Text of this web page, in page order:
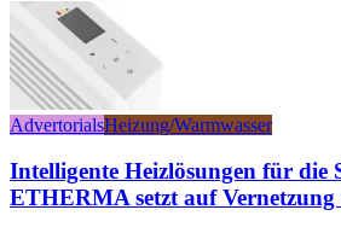
AdvertorialsHeizung/Warmwasser
Intelligente Heizlösungen für die
ETHERMA setzt auf